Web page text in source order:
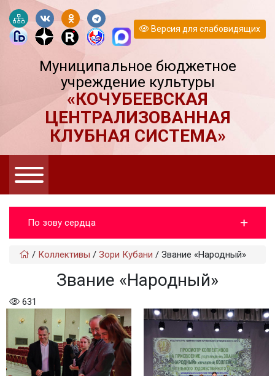
Версия для слабовидящих
Муниципальное бюджетное
учреждение культуры
«КОЧУБЕЕВСКАЯ
ЦЕНТРАЛИЗОВАННАЯ
КЛУБНАЯ СИСТЕМА»
По зову сердца
/ Коллективы / Зори Кубани / Звание «Народный»
Звание «Народный»
631